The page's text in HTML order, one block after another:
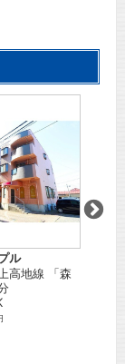
ル
高地線 「森